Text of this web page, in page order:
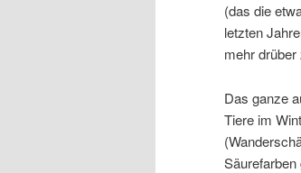
(das die
letzten
mehr
Das ganze
Tiere im